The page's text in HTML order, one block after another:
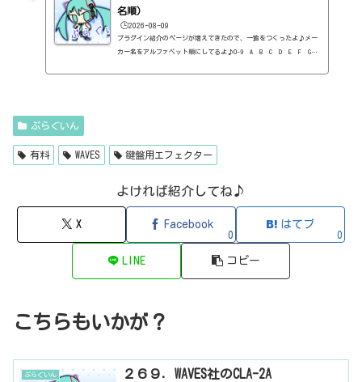
arts・EQ・無料）40'S VERY OWN DRUMS（NATIVE INSTRUMENTS・ドラ
ム...
名順）
🕒️2026-08-09
プラグイン紹介のページが増えてきたので、一覧をつくったよ♪メー
カー名をアルファベット順にしてるよ♪0-9 A B C D E F G
ップ...
ぷらぐいん
有料 WAVES 鍵盤用エフェクター
よければ紹介してね♪
X Facebook
0
はてブ
0
LINE コピー
こちらもいかが？
ぷらぐいん
２６９．WAVES社のCLA-2A